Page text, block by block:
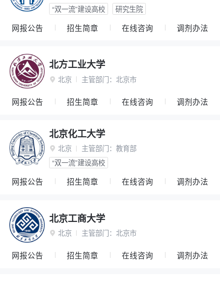
“双一流”建设高校
研究生院
网报公告 招生简章 在线咨询 调剂办法
北方工业大学
 北京 主管部门： 北京市
网报公告 招生简章 在线咨询 调剂办法
北京化工大学
 北京 主管部门： 教育部
“双一流”建设高校
网报公告 招生简章 在线咨询 调剂办法
北京工商大学
 北京 主管部门： 北京市
网报公告 招生简章 在线咨询 调剂办法